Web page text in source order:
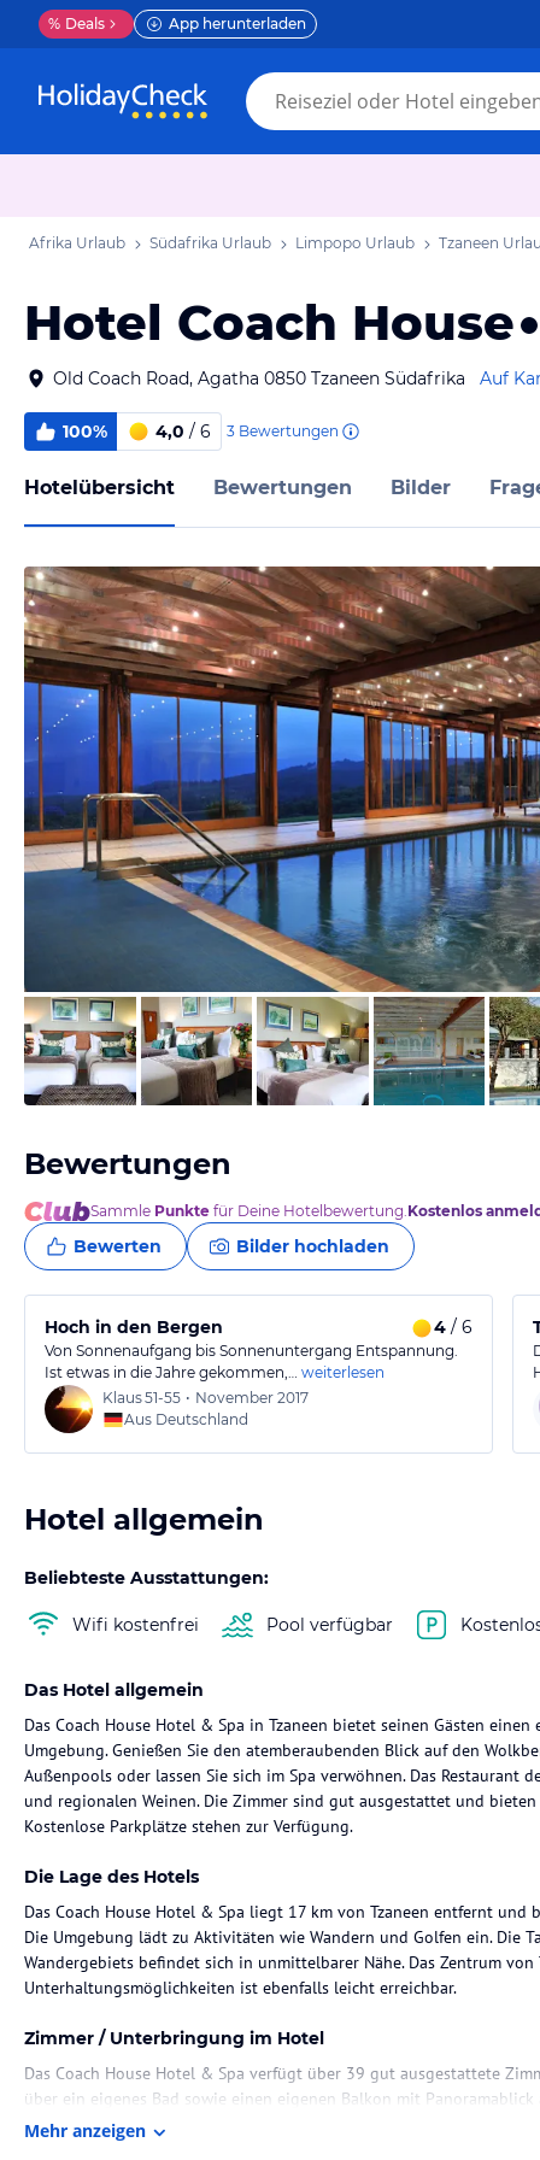
% Deals App herunterladen
Afrika Urlaub Südafrika Urlaub Limpopo Urlaub Tzaneen
Hotel Coach House
Old Coach Road, Agatha 0850 Tzaneen Südafrika Auf
100% 4,0 / 6 3 Bewertungen
Hotelübersicht Bewertungen Bilder
von Expedia
Bewertungen
Sammle Punkte für Deine Hotelbewertung.Kostenlos
Bewerten Bilder hochladen
Hoch in den Bergen 4 / 6
Von Sonnenaufgang bis Sonnenuntergang Entspannung.
Ist etwas in die Jahre gekommen,… weiterlesen
Klaus51-55 • November 2017
Aus Deutschland
Hotel allgemein
Beliebteste Ausstattungen:
Wifi kostenfrei Pool verfügbar
Das Hotel allgemein
Das Coach House Hotel & Spa in Tzaneen bietet seinen Gästen
Umgebung. Genießen Sie den atemberaubenden Blick auf den
Außenpools oder lassen Sie sich im Spa verwöhnen. Das Restaurant
und regionalen Weinen. Die Zimmer sind gut ausgestattet und
Kostenlose Parkplätze stehen zur Verfügung.
Die Lage des Hotels
Das Coach House Hotel & Spa liegt 17 km von Tzaneen entfernt
Die Umgebung lädt zu Aktivitäten wie Wandern und Golfen ein. Die
Wandergebiets befindet sich in unmittelbarer Nähe. Das Zentrum
Unterhaltungsmöglichkeiten ist ebenfalls leicht erreichbar.
Zimmer / Unterbringung im Hotel
Das Coach House Hotel & Spa verfügt über 39 gut ausgestattete
über ein eigenes Bad sowie einen eigenen Balkon mit
mit Sat-Kanälen, eine Minibar und ein Safe.
Mehr anzeigen